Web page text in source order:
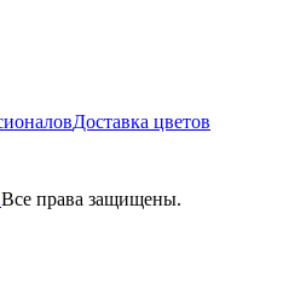
Доставка цветов
Все права защищены.